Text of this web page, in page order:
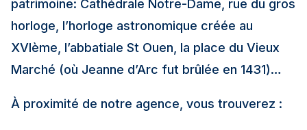
patrimoine: Cathédrale Notre-Dame, rue du gros
horloge, l’horloge astronomique créée au
XVIème, l’abbatiale St Ouen, la place du Vieux
Marché (où Jeanne d’Arc fut brûlée en 1431)…
À proximité de notre agence, vous trouverez :